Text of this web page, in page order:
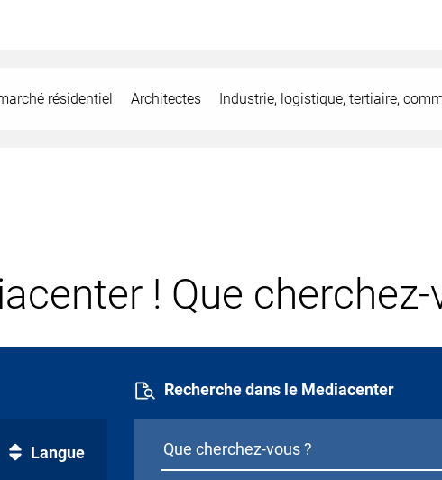
résidentiel Architectes Industrie, logistique, tertiaire,
! Que cherchez-
Recherche dans le Mediacenter
Langue